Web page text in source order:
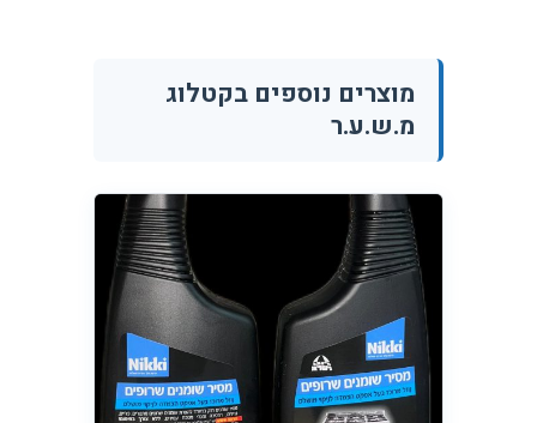
מוצרים נוספים בקטלוג
מ.ש.ע.ר